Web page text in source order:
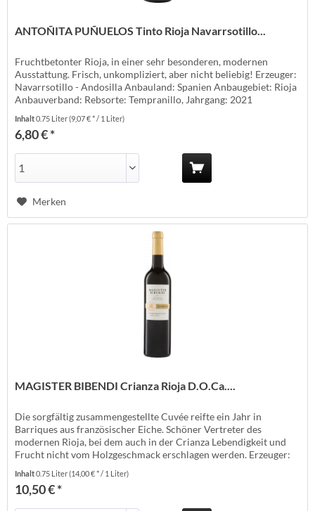
ANTOÑITA PUÑUELOS Tinto Rioja Navarrsotillo...
Fruchtbetonter Rioja, in einer sehr besonderen, modernen
Ausstattung. Frisch, unkompliziert, aber nicht beliebig! Erzeuger:
Navarrsotillo - Andosilla Anbauland: Spanien Anbaugebiet: Rioja
Anbauverband: Rebsorte: Tempranillo, Jahrgang: 2021
Weinstil: ausgewogen Geschmack: trocken Passt zu: Tapas,
Eintöpfen, einfach...
Inhalt0.75 Liter(9,07 € * / 1 Liter)
6,80 € *
Merken
MAGISTER BIBENDI Crianza Rioja D.O.Ca....
Die sorgfältig zusammengestellte Cuvée reifte ein Jahr in
Barriques aus französischer Eiche. Schöner Vertreter des
modernen Rioja, bei dem auch in der Crianza Lebendigkeit und
Frucht nicht vom Holzgeschmack erschlagen werden. Erzeuger:
Anbauverband: Rebsorte: Tempranillo Jahrgang: Temperatur: 16-
18° Lagerzeit:...
Inhalt0.75 Liter(14,00 € * / 1 Liter)
10,50 € *